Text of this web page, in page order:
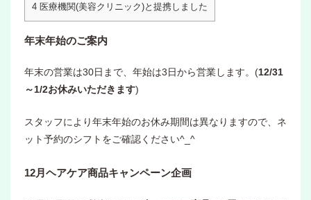
4 医療機関(美容クリニック)と提携しました
年末年始のご案内
年末の営業は30日まで、年始は3日から営業します。(12/31
～1/2お休みいただきます)
スタッフにより年末年始のお休み期間は異なりますので、ネ
ット予約のシフトをご確認ください^_^
12月ヘアケア商品キャンペーン企画